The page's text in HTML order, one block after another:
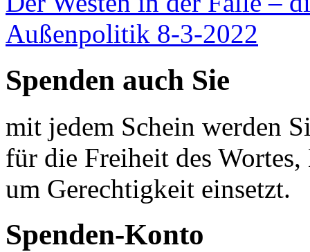
Außenpolitik 8-3-2022
Spenden auch Sie
mit jedem Schein werden
für die Freiheit des
um Gerechtigkeit einsetzt.
Spenden-Konto